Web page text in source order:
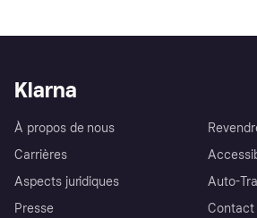
Klarna
À propos de nous
Carrières
Aspects juridiques
Presse
Auto-
Contact